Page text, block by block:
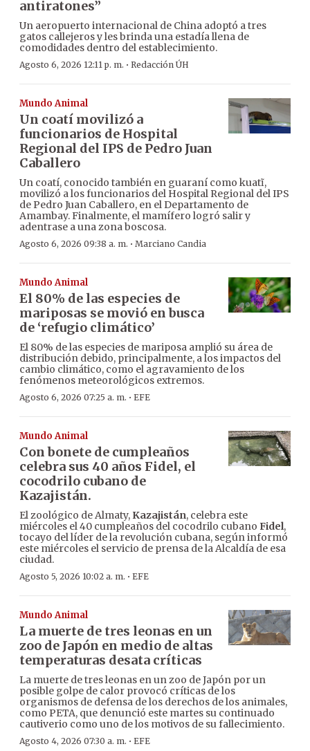
antiratones”
Un aeropuerto internacional de China adoptó a tres
gatos callejeros y les brinda una estadía llena de
comodidades dentro del establecimiento.
Agosto 6, 2026 12:11 p. m. · Redacción ÚH
Mundo Animal
Un coatí movilizó a
funcionarios de Hospital
Regional del IPS de Pedro Juan
Caballero
Un coatí, conocido también en guaraní como kuatĩ,
movilizó a los funcionarios del Hospital Regional del IPS
de Pedro Juan Caballero, en el Departamento de
Amambay. Finalmente, el mamífero logró salir y
adentrase a una zona boscosa.
Agosto 6, 2026 09:38 a. m. · Marciano Candia
Mundo Animal
El 80% de las especies de
mariposas se movió en busca
de ‘refugio climático’
El 80% de las especies de mariposa amplió su área de
distribución debido, principalmente, a los impactos del
cambio climático, como el agravamiento de los
fenómenos meteorológicos extremos.
Agosto 6, 2026 07:25 a. m. · EFE
Mundo Animal
Con bonete de cumpleaños
celebra sus 40 años Fidel, el
cocodrilo cubano de
Kazajistán.
El zoológico de Almaty, Kazajistán, celebra este
miércoles el 40 cumpleaños del cocodrilo cubano Fidel,
tocayo del líder de la revolución cubana, según informó
este miércoles el servicio de prensa de la Alcaldía de esa
ciudad.
Agosto 5, 2026 10:02 a. m. · EFE
Mundo Animal
La muerte de tres leonas en un
zoo de Japón en medio de altas
temperaturas desata críticas
La muerte de tres leonas en un zoo de Japón por un
posible golpe de calor provocó críticas de los
organismos de defensa de los derechos de los animales,
como PETA, que denunció este martes su continuado
cautiverio como uno de los motivos de su fallecimiento.
Agosto 4, 2026 07:30 a. m. · EFE